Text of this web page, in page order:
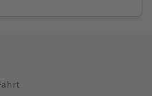
Erlebnisse einlösbar.